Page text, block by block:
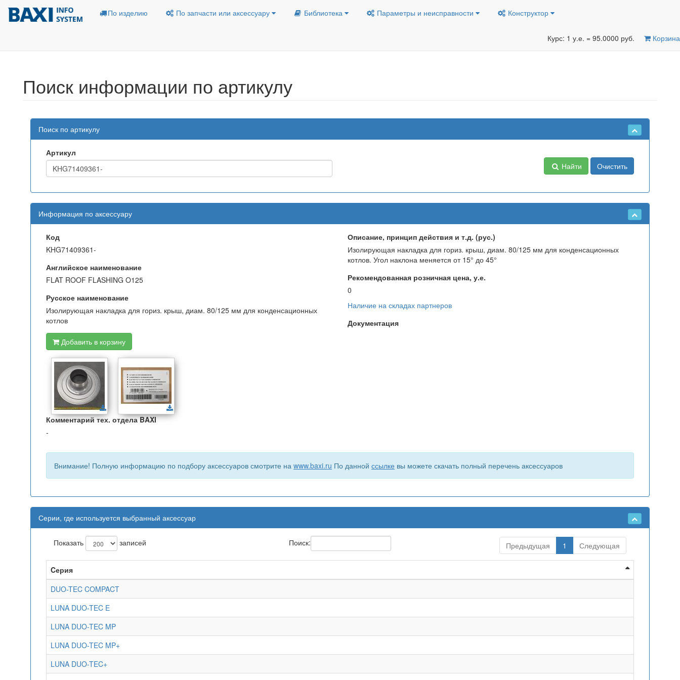
По изделию По запчасти или аксессуару Библиотека Параметры и неисправности Конструктор
Курс: 1 у.е. = 95.0000 руб. Корзина
Поиск информации по артикулу
Поиск по артикулу
Артикул
Найти
Очистить
Информация по аксессуару
Код
KHG71409361-
Английское наименование
FLAT ROOF FLASHING O125
Русское наименование
Изолирующая накладка для гориз. крыш, диам. 80/125 мм для конденсационных
котлов
Добавить в корзину
Описание, принцип действия и т.д. (рус.)
Изолирующая накладка для гориз. крыш, диам. 80/125 мм для конденсационных
котлов. Угол наклона меняется от 15° до 45°
Рекомендованная розничная цена, у.е.
0
Наличие на складах партнеров
Документация
Комментарий тех. отдела BAXI
-
Внимание! Полную информацию по подбору аксессуаров смотрите на www.baxi.ru По данной ссылке вы можете скачать полный перечень аксессуаров
Серии, где используется выбранный аксессуар
Показать записей Поиск: Предыдущая 1 Следующая
Cерия
DUO-TEC COMPACT
LUNA DUO-TEC E
LUNA DUO-TEC MP
LUNA DUO-TEC MP+
LUNA DUO-TEC+